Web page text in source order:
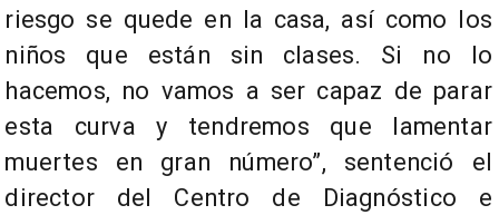
riesgo se quede en la casa, así como los
niños que están sin clases. Si no lo
hacemos, no vamos a ser capaz de parar
esta curva y tendremos que lamentar
muertes en gran número”, sentenció el
director del Centro de Diagnóstico e